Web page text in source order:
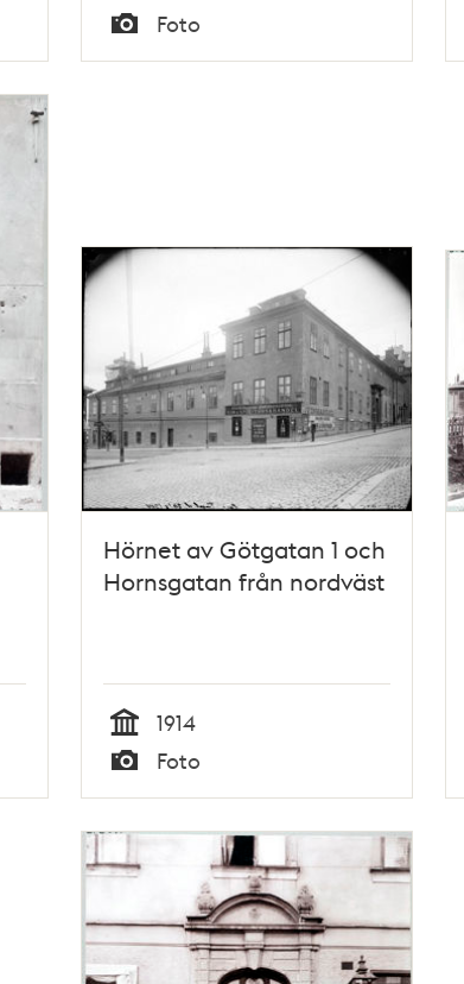
Tid
Typ
Foto
Hörnet av Götgatan 1 och
Hornsgatan från nordväst
Tid
1914
Typ
Foto